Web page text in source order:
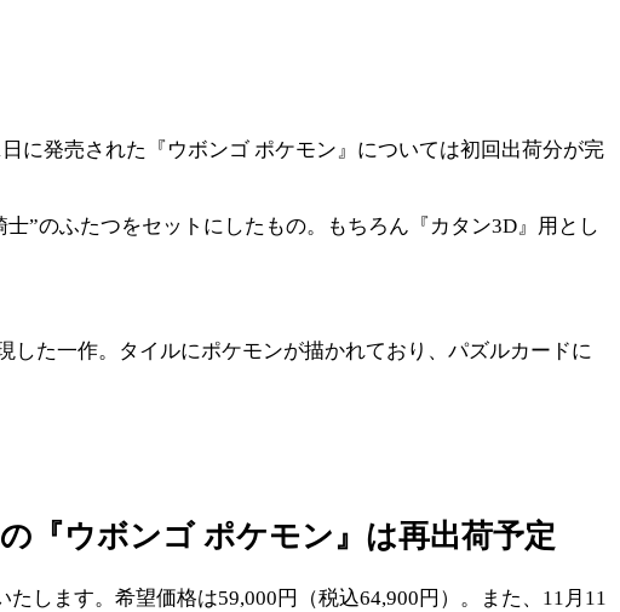
に発売された『ウボンゴ ポケモン』については初回出荷分が完
”のふたつをセットにしたもの。もちろん『カタン3D』用とし
した一作。タイルにポケモンが描かれており、パズルカードに
『ウボンゴ ポケモン』は再出荷予定
します。希望価格は59,000円（税込64,900円）。また、11月11